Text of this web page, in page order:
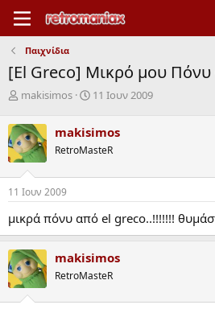
Παιχνίδια
[El Greco] Μικρό μου Πόνυ
Έ
α
ρ
ξ
η
μ
ί
α
ς
makisimos
Η
ρ
ο
η
ί
α
έ
ν
ρ
11 Ιουν 2009
makisimos
RetroMasteR
11 Ιουν 2009
μικρά πόνυ από el greco..!!!!!!!
makisimos
RetroMasteR